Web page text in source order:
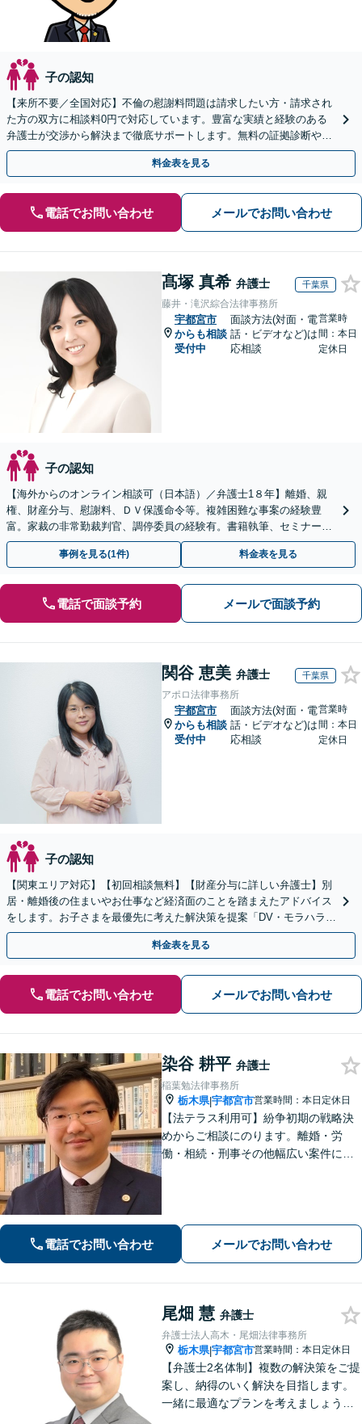
子の認知
【来所不要／全国対応】不倫の慰謝料問題は請求したい方・請求され
た方の双方に相談料0円で対応しています。豊富な実績と経験のある
弁護士が交渉から解決まで徹底サポートします。無料の証拠診断や着
手金の返還保証もありますので安心してご相談ください。
料金表を見る
電話でお問い合わせ メールでお問い合わせ
髙塚 真希 弁護士 千葉県
藤井・滝沢綜合法律事務所
宇都宮市
からも相談
受付中
面談方法(対面・電
話・ビデオなど)は
応相談
営業時
間：本日
定休日
子の認知
【海外からのオンライン相談可（日本語）／弁護士1８年】離婚、親
権、財産分与、慰謝料、ＤＶ保護命令等。複雑困難な事案の経験豊
富。家裁の非常勤裁判官、調停委員の経験有。書籍執筆、セミナー講
師等、離婚問題に強い弁護士。海外の法律事務所勤務経験有。
事例を見る(1件) 料金表を見る
電話で面談予約 メールで面談予約
関谷 恵美 弁護士 千葉県
アポロ法律事務所
宇都宮市
からも相談
受付中
面談方法(対面・電
話・ビデオなど)は
応相談
営業時
間：本日
定休日
子の認知
【関東エリア対応】【初回相談無料】【財産分与に詳しい弁護士】別
居・離婚後の住まいやお仕事など経済面のことを踏まえたアドバイス
をします。お子さまを最優先に考えた解決策を提案「DV・モラハラに
悩む方を徹底サポート」【完全個室】【休日夜間面談可】
料金表を見る
電話でお問い合わせ メールでお問い合わせ
染谷 耕平 弁護士
稲葉勉法律事務所
栃木県|宇都宮市営業時間：本日定休日
【法テラス利用可】紛争初期の戦略決
めからご相談にのります。離婚・労
働・相続・刑事その他幅広い案件につ
電話でお問い合わせ メールでお問い合わせ
尾畑 慧 弁護士
弁護士法人高木・尾畑法律事務所
栃木県|宇都宮市営業時間：本日定休日
【弁護士2名体制】複数の解決策をご提
案し、納得のいく解決を目指します。
一緒に最適なプランを考えましょう。